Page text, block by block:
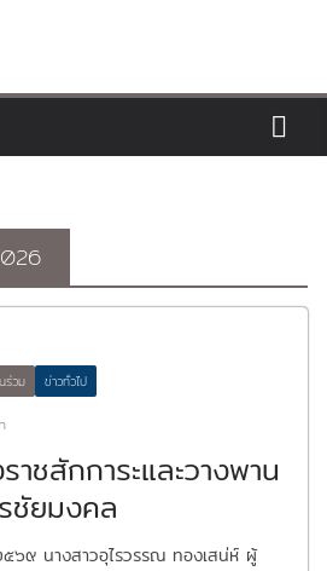
ร่วม ข่าวทั่วไป
าชสักการะและวางพาน
ชัยมงคล
๙ นางสาวอุไรวรรณ ทองเสน่ห์ ผู้